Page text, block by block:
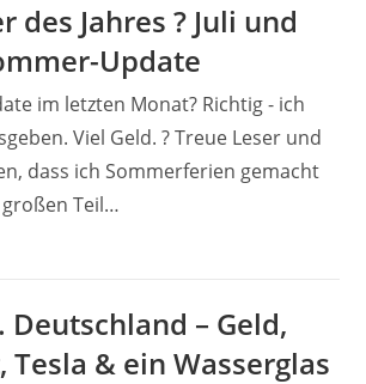
des Jahres ? Juli und
Update
im letzten Monat? Richtig - ich
Viel Geld. ? Treue Leser und
dass ich Sommerferien gemacht
Teil…
Deutschland – Geld,
& ein Wasserglas